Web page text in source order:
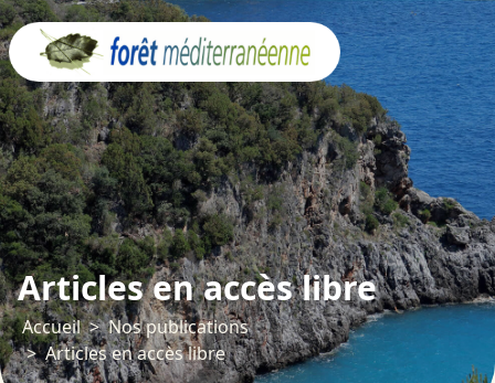
Articles en accès libre
Accueil
Nos publications
Articles en accès libre
Panneau de gestion des cookies